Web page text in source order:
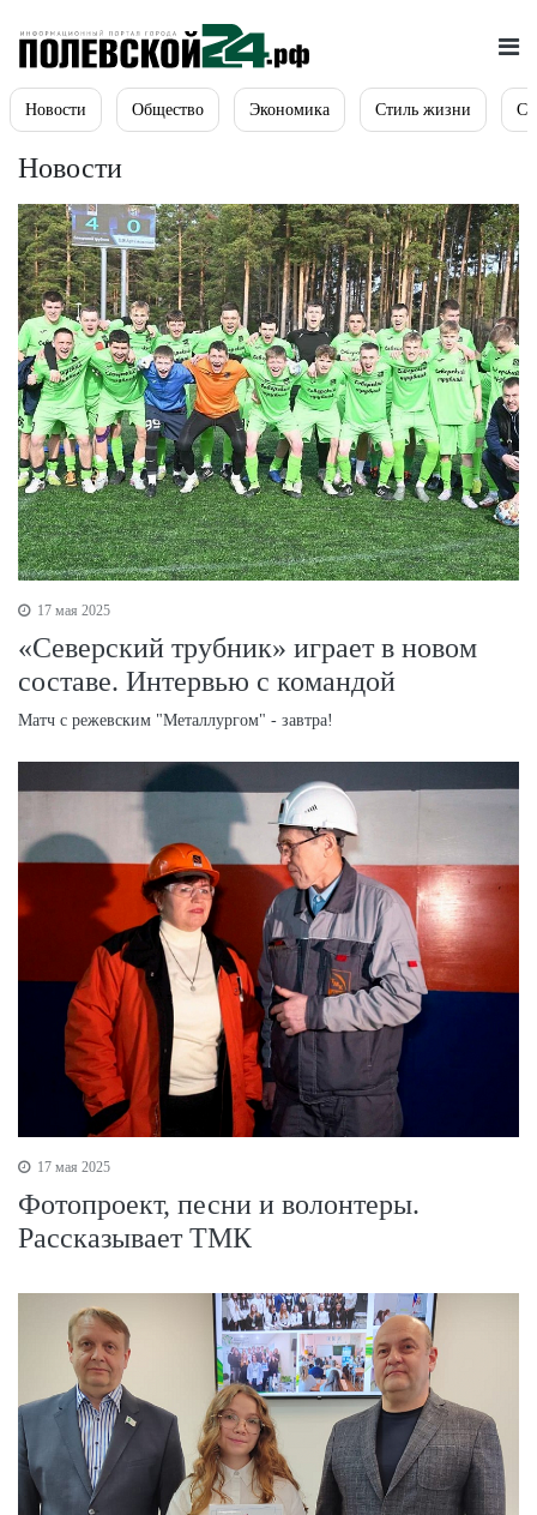
Новости Общество Экономика Стиль жизни
Новости
17 мая 2025
«Северский трубник» играет в новом
составе. Интервью с командой
Матч с режевским "Металлургом" - завтра!
17 мая 2025
Фотопроект, песни и волонтеры.
Рассказывает ТМК